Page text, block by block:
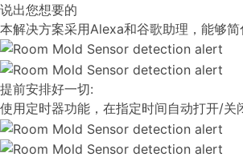
说出您想要的
本解决方案采用Alexa和谷歌助理，能够
提前安排好一切:
使用定时器功能，在指定时间自动打开/关